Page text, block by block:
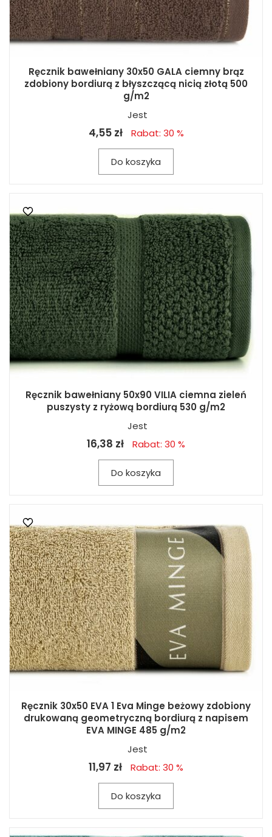
Ręcznik bawełniany 30x50 GALA ciemny brąz
zdobiony bordiurą z błyszczącą nicią złotą 500
g/m2
Jest
4,55 zł Rabat: 30 %
Do koszyka
Ręcznik bawełniany 50x90 VILIA ciemna zieleń
puszysty z ryżową bordiurą 530 g/m2
Jest
16,38 zł Rabat: 30 %
Do koszyka
Ręcznik 30x50 EVA 1 Eva Minge beżowy zdobiony
drukowaną geometryczną bordiurą z napisem
EVA MINGE 485 g/m2
Jest
11,97 zł Rabat: 30 %
Do koszyka